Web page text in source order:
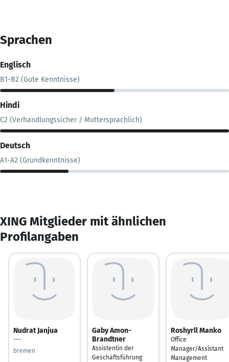
Sprachen
Englisch
B1-B2 (Gute Kenntnisse)
Hindi
C2 (Verhandlungssicher / Muttersprachlich)
Deutsch
A1-A2 (Grundkenntnisse)
XING Mitglieder mit ähnlichen
Profilangaben
Nudrat Janjua
---
bremen
Gaby Amon-
Brandtner
Assistentin der
Geschäftsführung
Roshyrll Manko
Office
Manager/Assistant
Management